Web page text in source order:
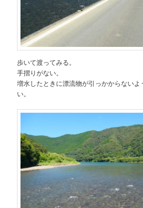
歩いて渡ってみる。
手摺りがない。
増水したときに漂流物が引っかからない
い。